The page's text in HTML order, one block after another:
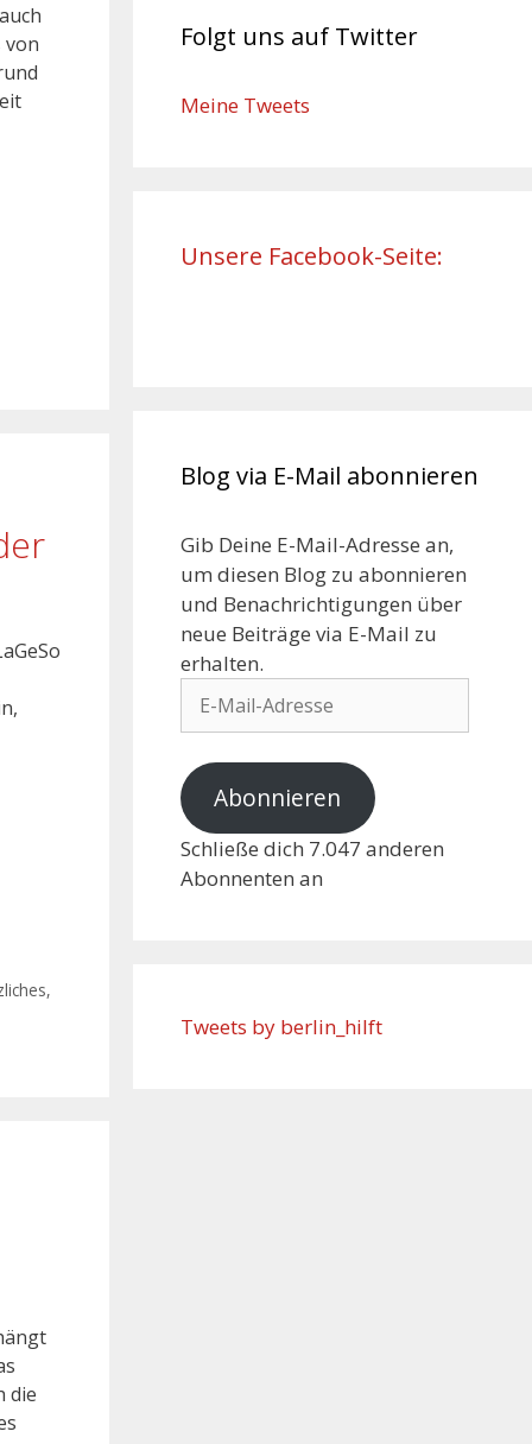
von
,
die
Folgt uns auf Twitter
Meine Tweets
Unsere Facebook-Seite:
Blog via E-Mail abonnieren
Gib Deine E-Mail-Adresse an,
um diesen Blog zu abonnieren
und Benachrichtigungen über
neue Beiträge via E-Mail zu
erhalten.
Abonnieren
Schließe dich 7.047 anderen
Abonnenten an
Tweets by berlin_hilft